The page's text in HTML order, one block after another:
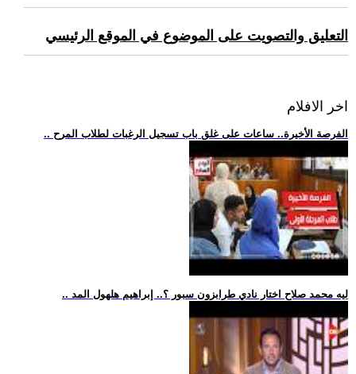
التعليق والتصويت على الموضوع في الموقع الرئيسي
اخر الافلام
.. الفرصة الأخيرة.. ساعات على غلق باب تسجيل الرغبات لطلاب المرح
.. ليه محمد صلاح اختار نادي طرابزون سبور ؟.. إبراهيم هلهول المد